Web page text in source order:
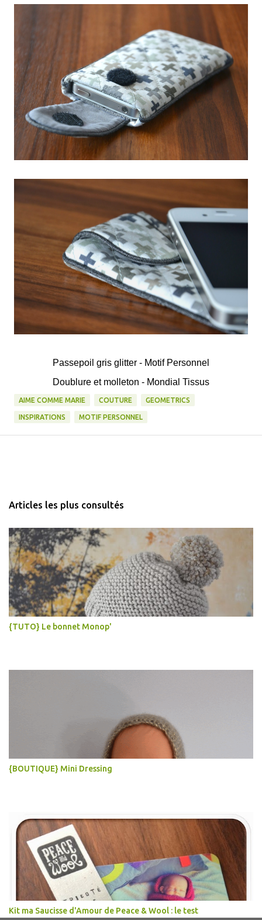
Passepoil gris glitter - Motif Personnel
Doublure et molleton - Mondial Tissus
AIME COMME MARIE COUTURE GEOMETRICS
INSPIRATIONS MOTIF PERSONNEL
Articles les plus consultés
{TUTO} Le bonnet Monop'
{BOUTIQUE} Mini Dressing
Kit ma Saucisse d'Amour de Peace & Wool : le test